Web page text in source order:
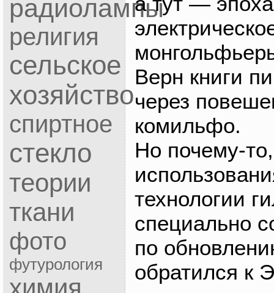
радиолампы
религия
сельское
хозяйство
спиртное
стекло
теории
ткани
фото
футурология
Верн книги
через
комильфо.
Но почему-
технологии
специально
по
обратился к